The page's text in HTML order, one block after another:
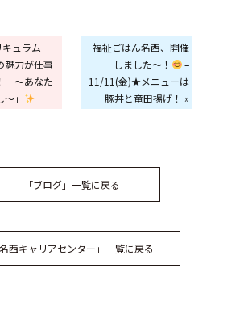
ュラム
魅力が仕事
～あなた
」
福祉ごはん名西、開催
しました～！
–
11/11(金)★メニューは
豚丼と竜田揚げ！ »
「ブログ」一覧に戻る
名西キャリアセンター」一覧に戻る